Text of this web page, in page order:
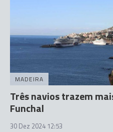
MADEIRA
Três navios trazem
Funchal
30 Dez 2024 12:53